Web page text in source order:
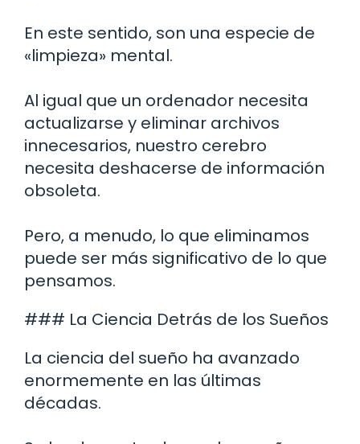
En este sentido, son una especie de
«limpieza» mental.
Al igual que un ordenador necesita
actualizarse y eliminar archivos
innecesarios, nuestro cerebro
necesita deshacerse de información
obsoleta.
Pero, a menudo, lo que eliminamos
puede ser más significativo de lo que
pensamos.
### La Ciencia Detrás de los Sueños
La ciencia del sueño ha avanzado
enormemente en las últimas
décadas.